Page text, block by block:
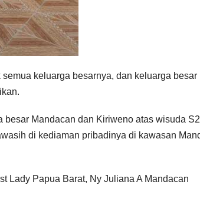
keluarga besarnya, dan keluarga besar
besar Mandacan dan Kiriweno atas wisuda S2
di kediaman pribadinya di kawasan
Lady Papua Barat, Ny Juliana A Mandacan